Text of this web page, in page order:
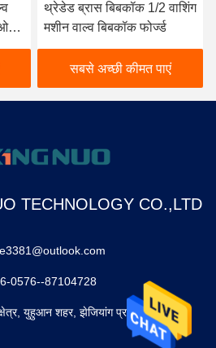
थ्रेडेड ब्रास बिबकॉक 1/2 वाशिंग
मशीन वाल्व बिबकॉक फोर्ज्ड
सबसे अच्छी कीमत पाएं
TECHNOLOGY CO.,LTD
0576--87104728
युहुआन शहर, झेजियांग प्रांत, चीन